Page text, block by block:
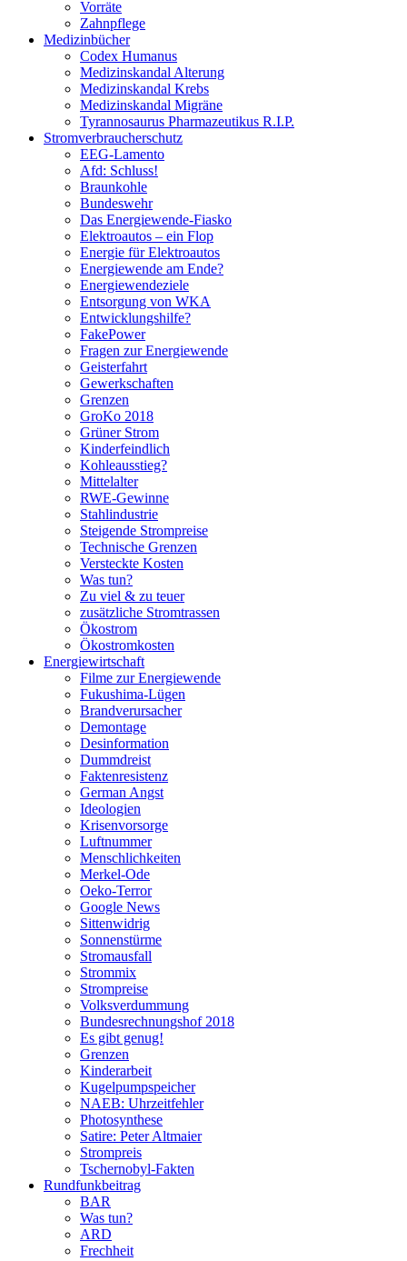
Vorräte
Zahnpflege
Medizinbücher
Codex Humanus
Medizinskandal Alterung
Medizinskandal Krebs
Medizinskandal Migräne
Tyrannosaurus Pharmazeutikus R.I.P.
Stromverbraucherschutz
EEG-Lamento
Afd: Schluss!
Braunkohle
Bundeswehr
Das Energiewende-Fiasko
Elektroautos – ein Flop
Energie für Elektroautos
Energiewende am Ende?
Energiewendeziele
Entsorgung von WKA
Entwicklungshilfe?
FakePower
Fragen zur Energiewende
Geisterfahrt
Gewerkschaften
Grenzen
GroKo 2018
Grüner Strom
Kinderfeindlich
Kohleausstieg?
Mittelalter
RWE-Gewinne
Stahlindustrie
Steigende Strompreise
Technische Grenzen
Versteckte Kosten
Was tun?
Zu viel & zu teuer
zusätzliche Stromtrassen
Ökostrom
Ökostromkosten
Energiewirtschaft
Filme zur Energiewende
Fukushima-Lügen
Brandverursacher
Demontage
Desinformation
Dummdreist
Faktenresistenz
German Angst
Ideologien
Krisenvorsorge
Luftnummer
Menschlichkeiten
Merkel-Ode
Oeko-Terror
Google News
Sittenwidrig
Sonnenstürme
Stromausfall
Strommix
Strompreise
Volksverdummung
Bundesrechnungshof 2018
Es gibt genug!
Grenzen
Kinderarbeit
Kugelpumpspeicher
NAEB: Uhrzeitfehler
Photosynthese
Satire: Peter Altmaier
Strompreis
Tschernobyl-Fakten
Rundfunkbeitrag
BAR
Was tun?
ARD
Frechheit